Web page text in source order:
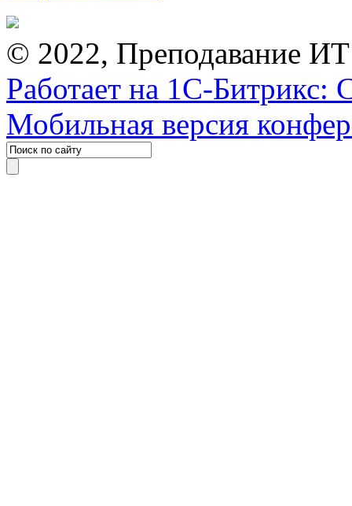
© 2022, Преподавание
Работает на 1С-Битрикс:
Мобильная версия